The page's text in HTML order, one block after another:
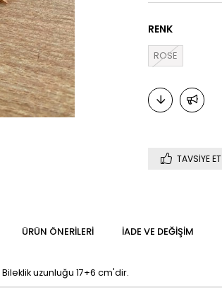
RENK
ROSE
TAVSIYE ET
ÜRÜN ÖNERILERI İADE VE DEĞIŞIM
uzunluğu 17+6 cm'dir.